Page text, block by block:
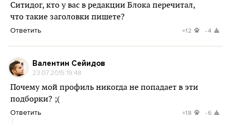
Ситидог, кто у вас в редакции Блока перечитал,
что такие заголовки пишете?
Ответить +12 -4
Валентин Сейидов
23.07.2015 19:48
Почему мой профиль никогда не попадает в эти
подборки? ;(
Ответить +18 -6